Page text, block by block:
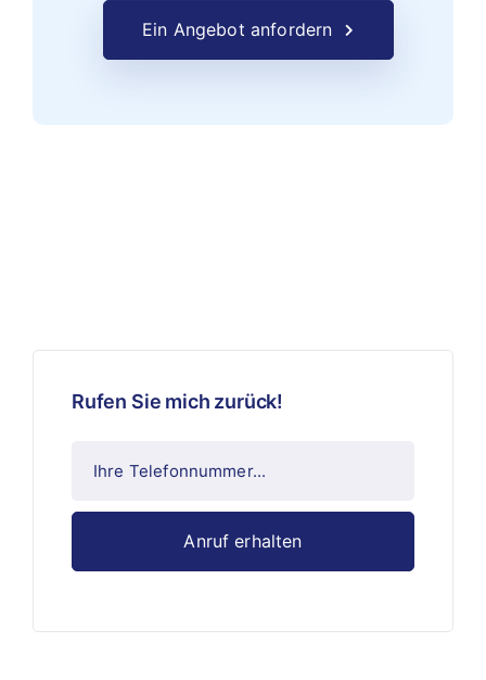
Ein Angebot anfordern
Rufen Sie mich zurück!